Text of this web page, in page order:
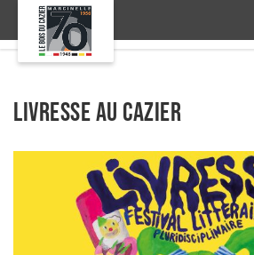
Livresse au Cazier